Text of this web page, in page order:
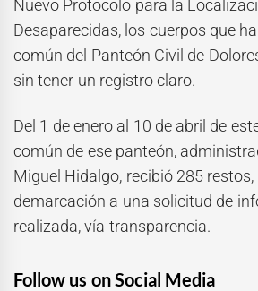
Nuevo Protocolo para la
Desaparecidas, los cuerpos que
común del Panteón Civil de
sin tener un registro claro.
Del 1 de enero al 10 de abril de
común de ese panteón,
Miguel Hidalgo, recibió 285
demarcación a una solicitud de
realizada, vía transparencia.
Follow us on Social Media